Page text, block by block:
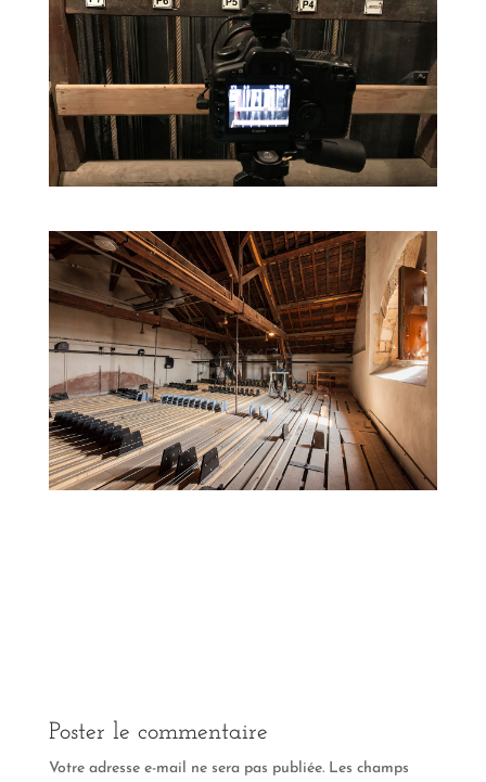
Poster le commentaire
Votre adresse e-mail ne sera pas publiée. Les champs